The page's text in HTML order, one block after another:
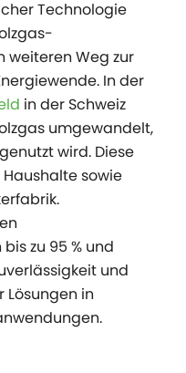
Technologie
weiteren Weg zur
In der
in der Schweiz
umgewandelt,
wird. Diese
sowie
zu 95 % und
und
in